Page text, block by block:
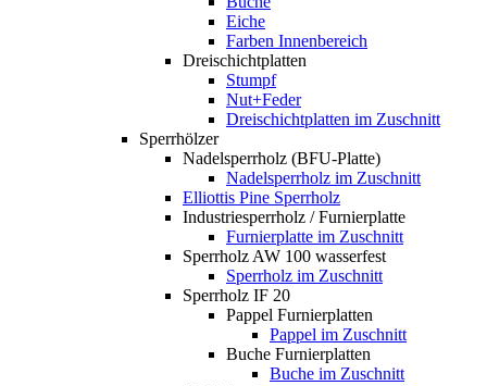
Eiche
Farben Innenbereich
Dreischichtplatten
Stumpf
Nut+Feder
Dreischichtplatten im Zuschnitt
Sperrhölzer
Nadelsperrholz (BFU-Platte)
Nadelsperrholz im Zuschnitt
Elliottis Pine Sperrholz
Industriesperrholz / Furnierplatte
Furnierplatte im Zuschnitt
Sperrholz AW 100 wasserfest
Sperrholz im Zuschnitt
Sperrholz IF 20
Pappel Furnierplatten
Pappel im Zuschnitt
Buche Furnierplatten
Buche im Zuschnitt